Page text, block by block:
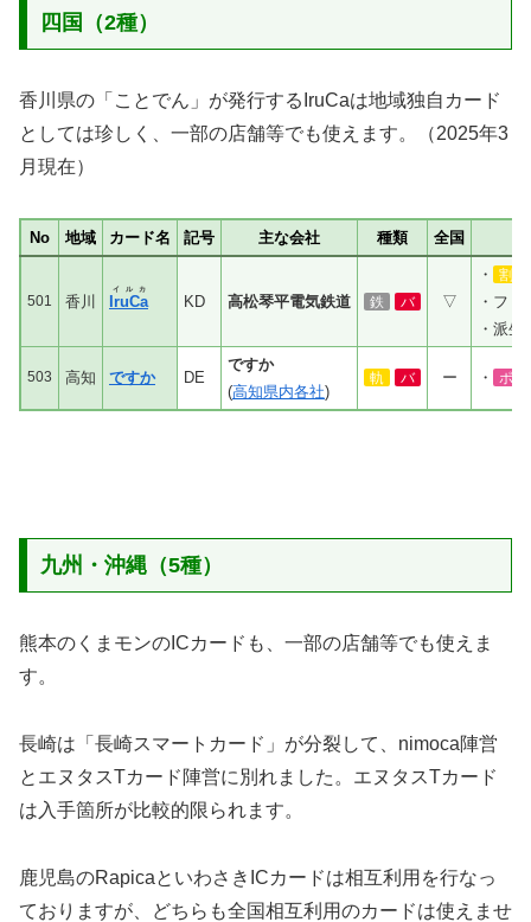
四国（2種）
香川県の「ことでん」が発行するIruCaは地域独自カード
としては珍しく、一部の店舗等でも使えます。（2025年3
月現在）
No 地域 カード名 記号 主な会社 種類 全国
501 香川 IruCa
イルカ
KD 高松琴平電気鉄道 鉄 バ ▽
・ 割引
・フ
・派生
503 高知 ですか DE
ですか
(高知県内各社)
軌 バ ー ・ ポイ
九州・沖縄（5種）
熊本のくまモンのICカードも、一部の店舗等でも使えま
す。
長崎は「長崎スマートカード」が分裂して、nimoca陣営
とエヌタスTカード陣営に別れました。エヌタスTカード
は入手箇所が比較的限られます。
鹿児島のRapicaといわさきICカードは相互利用を行なっ
ておりますが、どちらも全国相互利用のカードは使えませ